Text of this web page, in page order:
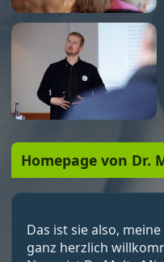
Homepage von Dr.
Das ist sie also,
ganz herzlich